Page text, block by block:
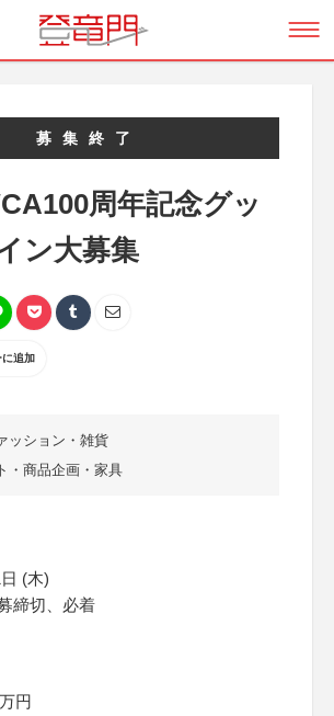
募集終了
周年記念グッ
ン大募集
追加
ッション・雑貨
・商品企画・家具
(木)
締切、必着
円